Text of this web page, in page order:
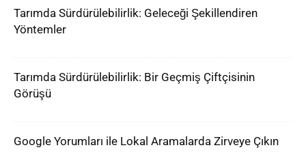
Tarımda Sürdürülebilirlik: Geleceği Şekillendiren
Yöntemler
Tarımda Sürdürülebilirlik: Bir Geçmiş Çiftçisinin
Görüşü
Google Yorumları ile Lokal Aramalarda Zirveye Çıkın